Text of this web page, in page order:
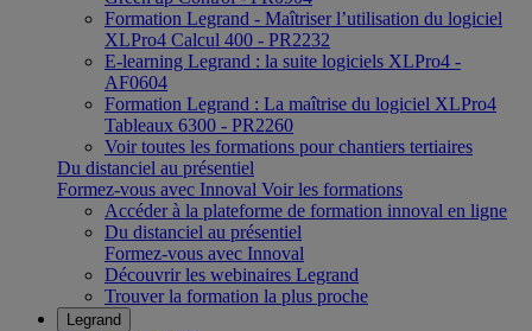
Formation Legrand - Maîtriser l’utilisation du logiciel
XLPro4 Calcul 400 - PR2232
E-learning Legrand : la suite logiciels XLPro4 -
AF0604
Formation Legrand : La maîtrise du logiciel XLPro4
Tableaux 6300 - PR2260
Voir toutes les formations pour chantiers tertiaires
Du distanciel au présentiel
Formez-vous avec Innoval Voir les formations
Accéder à la plateforme de formation innoval en ligne
Du distanciel au présentiel
Formez-vous avec Innoval
Découvrir les webinaires Legrand
Trouver la formation la plus proche
Legrand